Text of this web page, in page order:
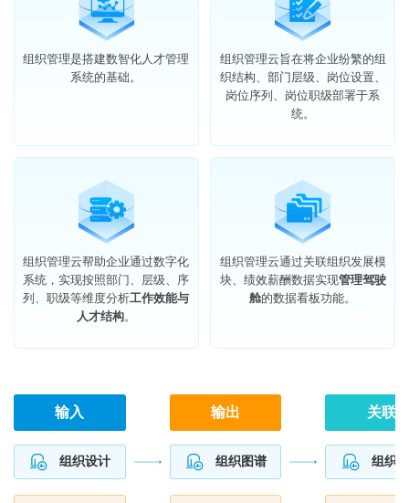
组织管理是搭建数智化人才管理
系统的基础。
组织管理云旨在将企业纷繁的组
织结构、部门层级、岗位设置、
岗位序列、岗位职级部署于系
统。
组织管理云帮助企业通过数字化
系统，实现按照部门、层级、序
列、职级等维度分析工作效能与
人才结构。
组织管理云通过关联组织发展模
块、绩效薪酬数据实现管理驾驶
舱的数据看板功能。
输入
组织设计
输出
组织图谱
关联
组织